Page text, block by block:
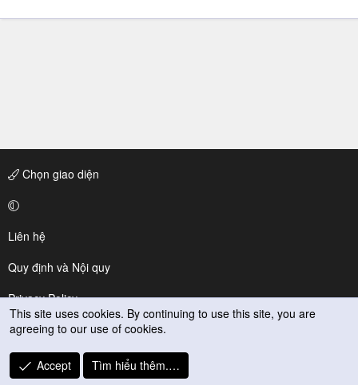
Chọn giao diện
Liên hệ
Quy định và Nội quy
Privacy Policy
Trợ giúp
R
S
This site uses cookies. By continuing to use this site, you are
agreeing to our use of cookies.
Accept Tìm hiểu thêm.…